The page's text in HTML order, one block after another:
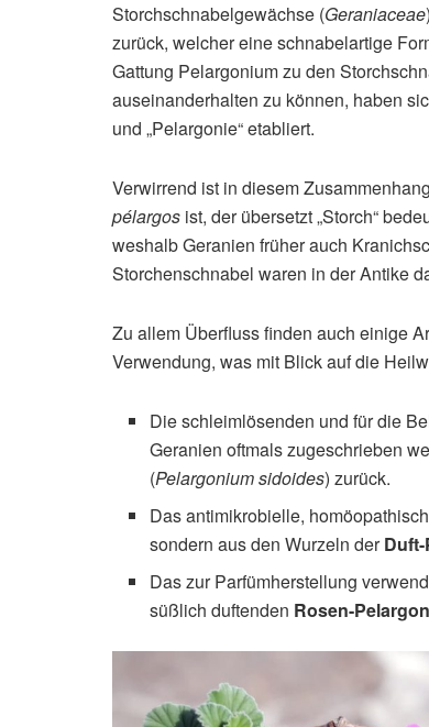
Storchschnabelgewächse (Geraniaceae
zurück, welcher eine schnabelartige
Gattung Pelargonium zu den
auseinanderhalten zu können, haben
und „Pelargonie“ etabliert.
Verwirrend ist in diesem
pélargos ist, der übersetzt „Storch“
weshalb Geranien früher auch
Storchenschnabel waren in der Antike
Zu allem Überfluss finden auch einige
Verwendung, was mit Blick auf die
Die schleimlösenden und für die
Geranien oftmals zugeschrieben
(Pelargonium sidoides) zurück.
Das antimikrobielle,
sondern aus den Wurzeln der
Das zur Parfümherstellung
süßlich duftenden Rosen-